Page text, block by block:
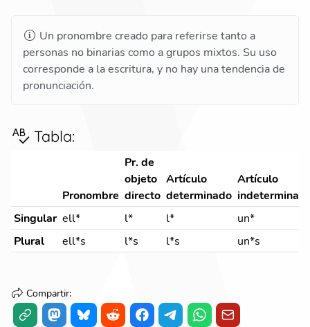
Un pronombre creado para referirse tanto a
personas no binarias como a grupos mixtos. Su uso
corresponde a la escritura, y no hay una tendencia de
pronunciación.
Tabla:
Pronombre
Pr. de
objeto
directo
Artículo
determinado
Artículo
Singular ell* l* l*
un*
Plural
ell*s l*s l*s un*s
Compartir: